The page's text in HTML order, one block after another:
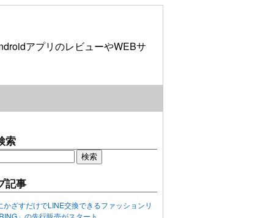
アプリのレビューやWEBサ
索
記事
かざすだけでLINE交換できるファッションリ
」の先行販売がスタート